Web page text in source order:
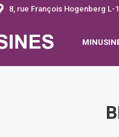
8, rue François Hogenberg L-